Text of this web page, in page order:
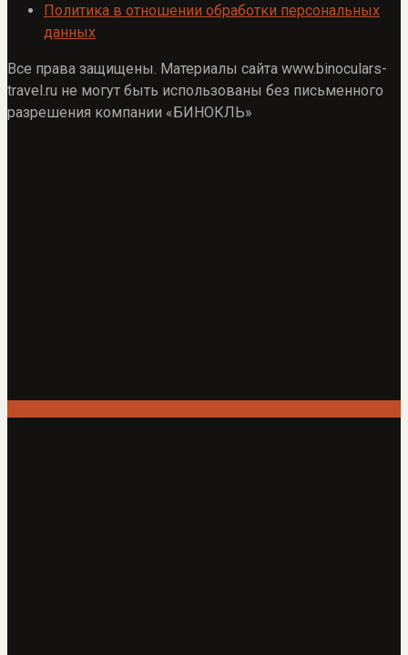
Политика в отношении обработки персональных
данных
Все права защищены. Материалы сайта www.binoculars-
travel.ru не могут быть использованы без письменного
разрешения компании «БИНОКЛЬ»